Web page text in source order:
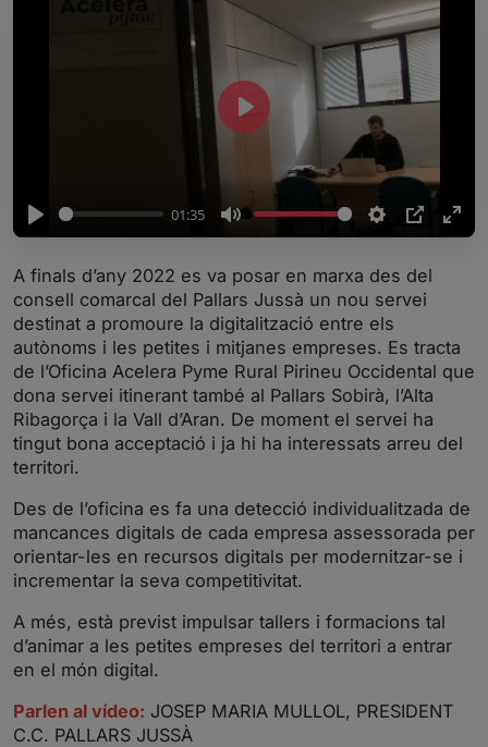
P
l
a
y
01:35
M
t
e
S
e
t
t
n
g
s
P
I
P
E
r
f
l
c
r
e
P
y
A finals d’any 2022 es va posar en marxa des del
consell comarcal del Pallars Jussà un nou servei
destinat a promoure la digitalització entre els
autònoms i les petites i mitjanes empreses. Es tracta
de l’Oficina Acelera Pyme Rural Pirineu Occidental que
dona servei itinerant també al Pallars Sobirà, l’Alta
Ribagorça i la Vall d’Aran. De moment el servei ha
tingut bona acceptació i ja hi ha interessats arreu del
territori.
Des de l’oficina es fa una detecció individualitzada de
mancances digitals de cada empresa assessorada per
orientar-les en recursos digitals per modernitzar-se i
incrementar la seva competitivitat.
A més, està previst impulsar tallers i formacions tal
d’animar a les petites empreses del territori a entrar
en el món digital.
Parlen al vídeo: JOSEP MARIA MULLOL, PRESIDENT
C.C. PALLARS JUSSÀ